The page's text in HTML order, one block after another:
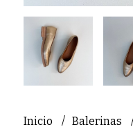
Inicio Balerinas